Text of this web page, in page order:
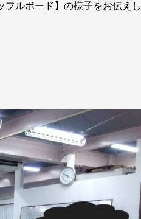
ルボード】の様子をお伝えし